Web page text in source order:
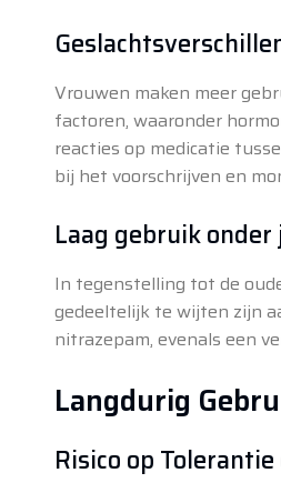
Vrouwen maken meer
factoren, waaronder
reacties op medicatie
bij het voorschrijven en
Laag gebruik
In tegenstelling tot de
gedeeltelijk te wijten zijn
nitrazepam, evenals een
Langdurig
Risico op